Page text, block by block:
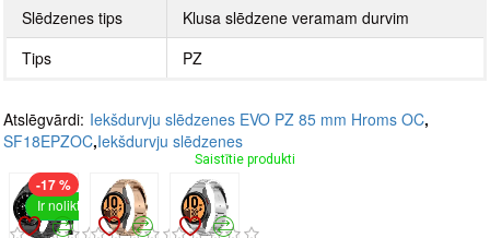
Slēdzenes tips
Klusa slēdzene veramam durvim
Tips
PZ
Atslēgvārdi: Iekšdurvju slēdzenes EVO PZ 85 mm Hroms OC,
SF18EPZOC,Iekšdurvju slēdzenes
Saistītie produkti
Ir noliktavā
-17 %